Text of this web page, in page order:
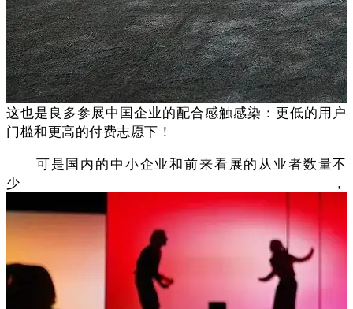
这也是良多参展中国企业的配合感触感染：更低的用户
门槛和更高的付费志愿下！
可是国内的中小企业和前来看展的从业者数量不
少，